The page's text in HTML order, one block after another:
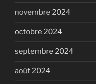
novembre 2024
octobre 2024
septembre 2024
août 2024